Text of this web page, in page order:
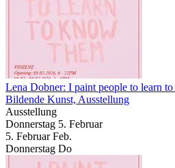
Lena Dobner: I paint people to learn
Bildende Kunst, Ausstellung
Ausstellung
Donnerstag 5. Februar
5. Februar Feb.
Donnerstag Do